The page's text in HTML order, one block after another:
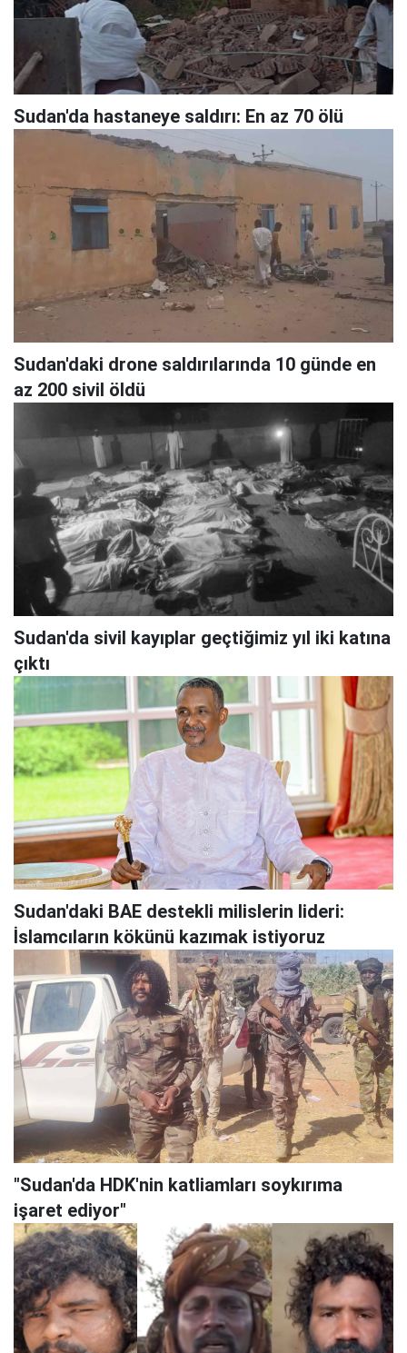
Sudan'da hastaneye saldırı: En az 70 ölü
Sudan'daki drone saldırılarında 10 günde en
az 200 sivil öldü
Sudan'da sivil kayıplar geçtiğimiz yıl iki katına
çıktı
Sudan'daki BAE destekli milislerin lideri:
İslamcıların kökünü kazımak istiyoruz
"Sudan'da HDK'nin katliamları soykırıma
işaret ediyor"